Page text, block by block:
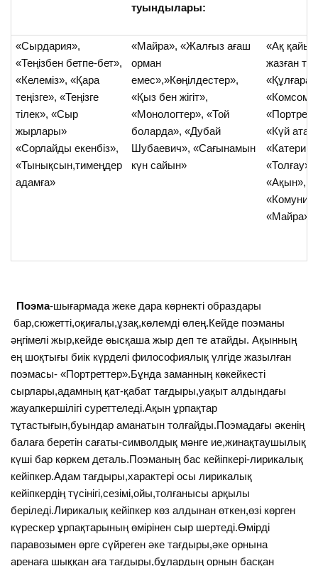
туындылары:
«Сырдария»,
«Теңізбен бетпе-бет»,
«Келеміз», «Қара
теңізге», «Теңізге
тілек», «Сыр
жырлары»
«Сорлайды екенбіз»,
«Тынықсын,тимеңдер
адамға»
«Майра», «Жалғыз ағаш
орман
емес»,»Көңілдестер»,
«Қыз бен жігіт»,
«Монологтер», «Той
боларда», «Дубай
Шубаевич», «Сағынамын
күн сайын»
«Ақ
жазған
«Күй
«Ақын»,
«Майра».
Поэма-шығармада жеке дара көрнекті образдары
бар,сюжетті,оқиғалы,ұзақ,көлемді өлең.Кейде поэманы
әңгімелі жыр,кейде өысқаша жыр деп те атайды. Ақынның
ең шоқтығы биік күрделі философиялық үлгіде жазылған
поэмасы- «Портреттер».Бұнда заманның көкейкесті
сырлары,адамның қат-қабат тағдыры,уақыт алдындағы
жауапкершілігі суреттеледі.Ақын ұрпақтар
тұтастығын,буындар аманатын толғайды.Поэмадағы әкенің
балаға беретін сағаты-символдық мәнге ие,жинақтаушылық
күші бар көркем деталь.Поэманың бас кейіпкері-лирикалық
кейіпкер.Адам тағдыры,характері осы лирикалық
кейіпкердің түсінігі,сезімі,ойы,толғанысы арқылы
беріледі.Лирикалық кейіпкер көз алдынан өткен,өзі көрген
күрескер ұрпақтарының өмірінен сыр шертеді.Өмірді
паравозымен өрге сүйреген әке тағдыры,әке орнына
аренаға шыққан аға тағдыры,бұлардың орнын басқан